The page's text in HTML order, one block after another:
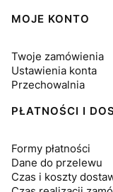
MOJE KONTO
Twoje zamówienia
Ustawienia konta
Przechowalnia
PŁATNOŚCI I
Formy płatności
Dane do przelewu
Czas i koszty